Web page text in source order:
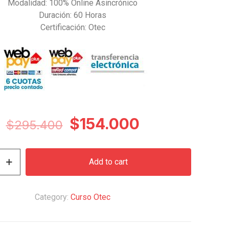
Modalidad: 100% Online Asincrónico
Duración: 60 Horas
Certificación: Otec
$295.400 Original
was:
$295.400.
$154.000Current
is:
Add to cart
Category: Curso Otec